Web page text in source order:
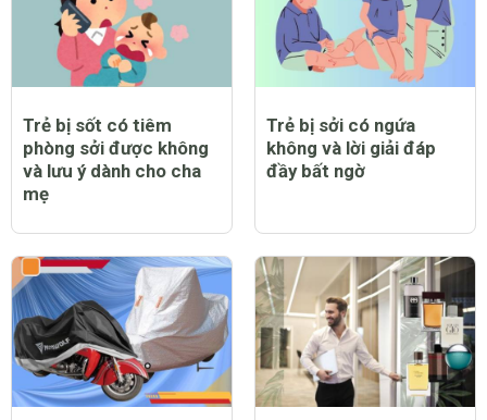
Trẻ bị sốt có tiêm
phòng sởi được không
và lưu ý dành cho cha
mẹ
Trẻ bị sởi có ngứa
không và lời giải đáp
đầy bất ngờ